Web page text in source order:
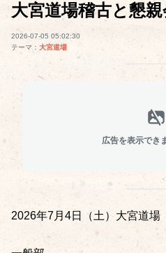
大宮道場稽古と懇親
2026-07-05 05:02:30
テーマ： 大宮道場
広告を表示でき
2026年7月4日（土）大宮道場